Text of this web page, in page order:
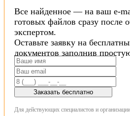
Все найденное — на ваш e-
готовых файлов сразу после
экспертом.
Оставьте заявку на
документов заполнив
Заказать бесплатно
Для действующих специалистов и